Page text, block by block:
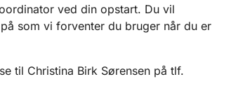
ved din opstart. Du vil
som vi forventer du bruger når du er
til Christina Birk Sørensen på tlf.